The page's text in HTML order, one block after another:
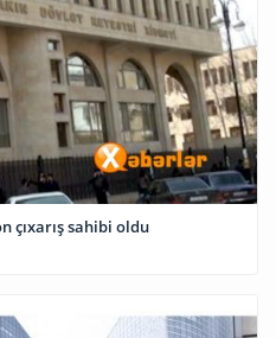
çıxarış sahibi oldu